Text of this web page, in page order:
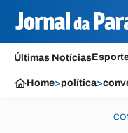
Últimas Notícias
Home>política>